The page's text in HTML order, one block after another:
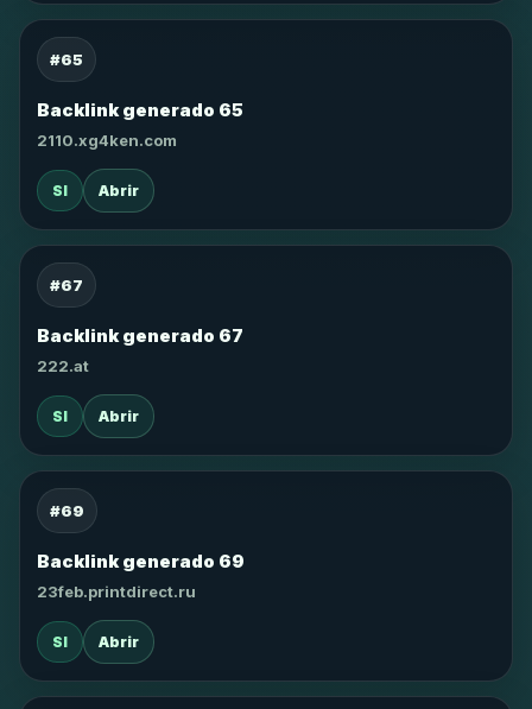
#65
Backlink generado 65
2110.xg4ken.com
SI Abrir
#67
Backlink generado 67
222.at
SI Abrir
#69
Backlink generado 69
23feb.printdirect.ru
SI Abrir